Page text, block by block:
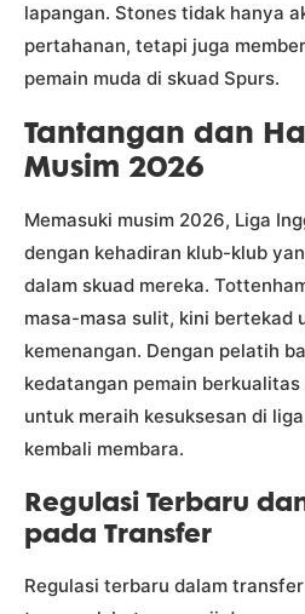
lapangan. Stones tidak hanya
pertahanan, tetapi juga
pemain muda di skuad Spurs.
Tantangan dan
Musim 2026
Memasuki musim 2026, Liga
dengan kehadiran klub-klub
dalam skuad mereka.
masa-masa sulit, kini bertekad
kemenangan. Dengan pelatih
kedatangan pemain
untuk meraih kesuksesan di
kembali membara.
Regulasi Terbaru
pada Transfer
Regulasi terbaru dalam